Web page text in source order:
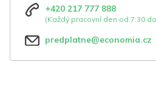
+420 217 777 888
(Každý pracovní den od 7:30
predplatne@economia.cz